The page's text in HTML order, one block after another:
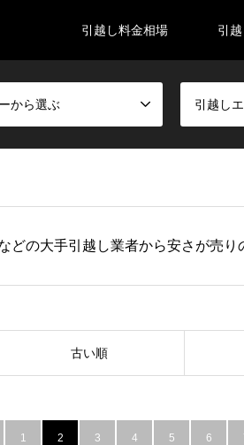
引越し料金相場 引
から選ぶ 引越し
どの大手引越し業者から安さが売
古い順
1 2 3 4 5 6